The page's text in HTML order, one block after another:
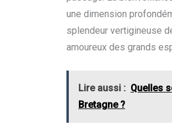
une dimension
splendeur vertigineuse
amoureux des grands
Lire aussi : Quelles
Bretagne ?